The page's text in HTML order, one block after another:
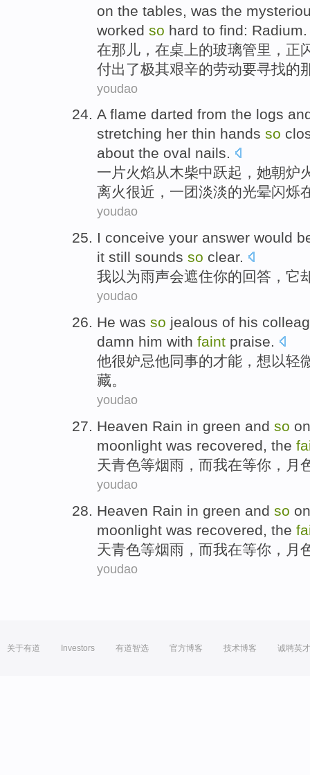
on the tables , was the
worked so hard to find: Radium
在那儿 ，在桌上的玻璃管里，正
付出了极其艰辛的劳动要寻找的
youdao
A flame darted from the logs
stretching her thin hands so
about the oval nails.
一 片火焰从木柴中跃起 ， 她朝炉
离火很近，一团淡淡的光晕闪烁
youdao
I conceive your answer would
it still sounds so clear.
我以为雨声会遮住你的回答 ， 它
youdao
He was so jealous of his
damn him with faint praise.
他很妒忌他同事的才能 ， 想 以轻
藏。
youdao
Heaven Rain in green and so on
moonlight was recovered, the
天青色等烟雨， 而我在等你 ， 月
youdao
Heaven Rain in green and so on
moonlight was recovered , the
天青色等烟雨， 而我在等你 ， 月
youdao
关于有道 Investors 有道智选 官方博客 技术博客 诚聘英才